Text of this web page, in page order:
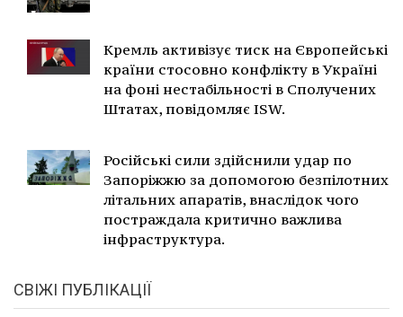
Кремль активізує тиск на Європейські
країни стосовно конфлікту в Україні
на фоні нестабільності в Сполучених
Штатах, повідомляє ISW.
Російські сили здійснили удар по
Запоріжжю за допомогою безпілотних
літальних апаратів, внаслідок чого
постраждала критично важлива
інфраструктура.
СВІЖІ ПУБЛІКАЦІЇ